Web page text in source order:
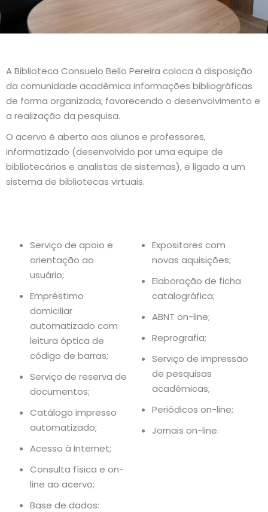
A Biblioteca Consuelo Bello Pereira coloca à disposição
da comunidade acadêmica informações bibliográficas
de forma organizada, favorecendo o desenvolvimento e
a realização da pesquisa.
O acervo é aberto aos alunos e professores,
informatizado (desenvolvido por uma equipe de
bibliotecários e analistas de sistemas), e ligado a um
sistema de bibliotecas virtuais.
Serviço de apoio e
orientação ao
usuário;
Empréstimo
domiciliar
automatizado com
leitura óptica de
código de barras;
Serviço de reserva de
documentos;
Catálogo impresso
automatizado;
Acesso à Internet;
Consulta física e on-
line ao acervo;
Base de dados:
Expositores com
novas aquisições;
Elaboração de ficha
catalográfica;
ABNT on-line;
Reprografia;
Serviço de impressão
de pesquisas
acadêmicas;
Periódicos on-line;
Jornais on-line.